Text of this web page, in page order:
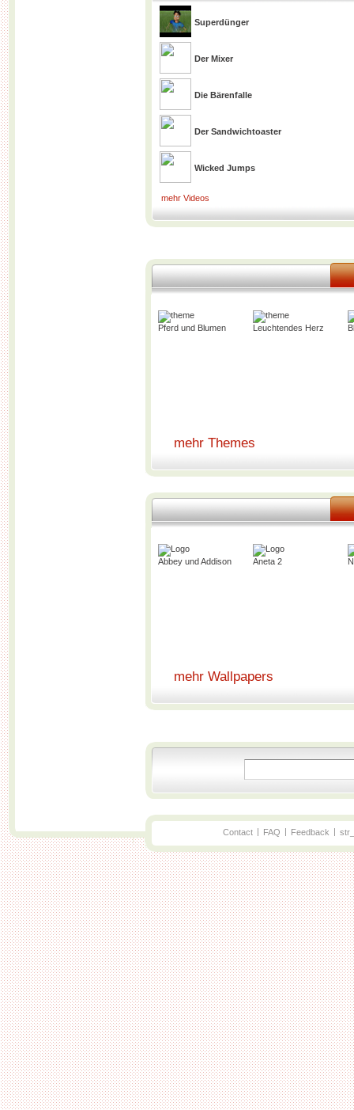
Superdünger
Der Mixer
Die Bärenfalle
Der Sandwichtoaster
Wicked Jumps
mehr Videos
Pferd und Blumen Leuchtendes Herz
mehr Themes
Abbey und Addison Aneta 2
mehr Wallpapers
Contact | FAQ | Feedback |